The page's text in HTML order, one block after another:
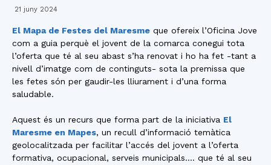
21 juny 2024
El Mapa de Festes del Maresme que ofereix l’Oficina Jove
com a guia perquè el jovent de la comarca conegui tota
l’oferta que té al seu abast s’ha renovat i ho ha fet -tant a
nivell d’imatge com de continguts- sota la premissa que
les fetes són per gaudir-les lliurament i d’una forma
saludable.
Aquest és un recurs que forma part de la iniciativa El
Maresme en Mapes, un recull d’informació temàtica
geolocalitzada per facilitar l’accés del jovent a l’oferta
formativa, ocupacional, serveis municipals…. que té al seu